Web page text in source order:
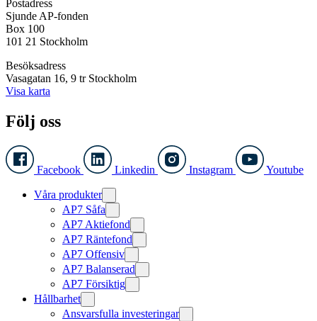
Postadress
Sjunde AP-fonden
Box 100
101 21 Stockholm
Besöksadress
Vasagatan 16, 9 tr Stockholm
Visa karta
Följ oss
Facebook Linkedin Instagram Youtube
Våra produkter
AP7 Såfa
AP7 Aktiefond
AP7 Räntefond
AP7 Offensiv
AP7 Balanserad
AP7 Försiktig
Hållbarhet
Ansvarsfulla investeringar